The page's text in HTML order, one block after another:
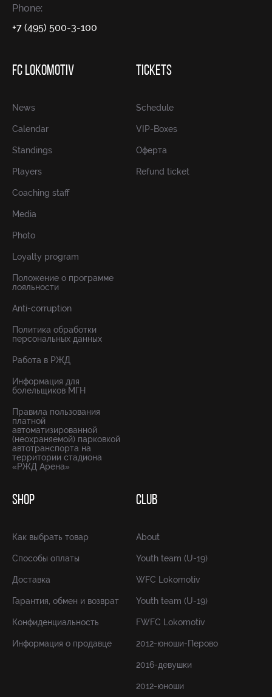
Phone:
+7 (495) 500-3-100
FC LOKOMOTIV
News
Calendar
Standings
Players
Coaching staff
Media
Photo
Loyalty program
Положение о программе
лояльности
Anti-corruption
Политика обработки
персональных данных
Работа в РЖД
Информация для
болельщиков МГН
Правила пользования
платной
автоматизированной
(неохраняемой) парковкой
автотранспорта на
территории стадиона
«РЖД Арена»
TICKETS
Schedule
VIP-Boxes
Оферта
Refund ticket
SHOP
Как выбрать товар
Способы оплаты
Доставка
Гарантия, обмен и возврат
Конфиденциальность
Информация о продавце
CLUB
About
Youth team (U-19)
WFC Lokomotiv
Youth team (U-19)
FWFC Lokomotiv
2012-юноши-Перово
2016-девушки
2012-юноши